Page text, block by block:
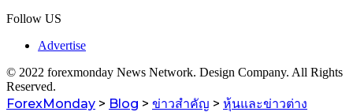
Follow US
Advertise
© 2022 forexmonday News Network. Design Company. All Rights
Reserved.
ForexMonday > Blog > ข่าวสำคัญ > หุ้นและข่าวต่าง